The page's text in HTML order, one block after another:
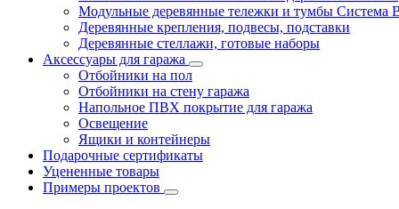
Модульные деревянные тележки и тумбы Система
Деревянные крепления, подвесы, подставки
Деревянные стеллажи, готовые наборы
Аксессуары для гаража
Отбойники на пол
Отбойники на стену гаража
Напольное ПВХ покрытие для гаража
Освещение
Ящики и контейнеры
Подарочные сертификаты
Уцененные товары
Примеры проектов